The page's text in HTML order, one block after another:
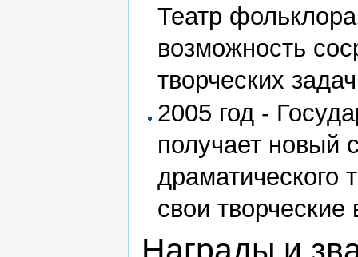
Театр
возможность
творческих
2005 год -
получает новый
драматического
свои
Награды и